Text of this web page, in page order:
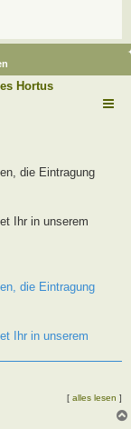
Hortus
die Eintragung
Ihr in unserem
die Eintragung
Ihr in unserem
[ alles lesen ]